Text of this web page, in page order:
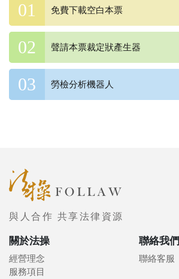
免費下載空白本票
聲請本票裁定狀產生器
勞檢分析機器人
與人合作 共享法律資源
關於法操
經營理念
服務項目
聯絡我們
聯絡客服